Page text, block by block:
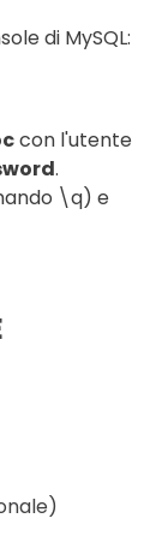
di MySQL:
con l'utente
.
\q) e